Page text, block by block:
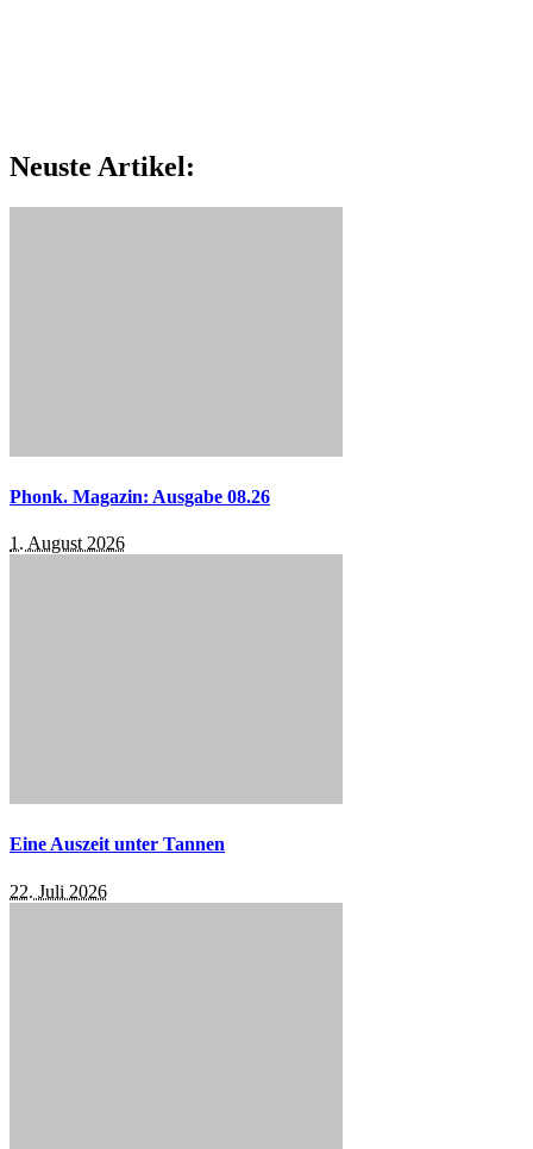
Neuste Artikel:
Phonk. Magazin: Ausgabe 08.26
1. August 2026
Eine Auszeit unter Tannen
22. Juli 2026